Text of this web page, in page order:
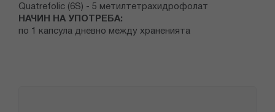
Quatrefolic (6S) - 5 метилтетрахидрофолат
НАЧИН НА УПОТРЕБА:
по 1 капсула дневно между храненията